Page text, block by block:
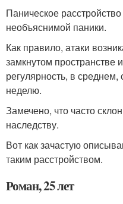
Паническое
необъяснимой паники.
Как правило, атаки
замкнутом пространстве
регулярность, в среднем,
неделю.
Замечено, что часто
наследству.
Вот как зачастую
таким расстройством.
Роман, 25 лет